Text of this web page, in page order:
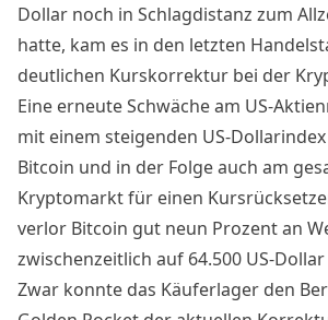
Dollar noch in Schlagdistanz zum
hatte, kam es in den letzten
deutlichen Kurskorrektur bei der
Eine erneute Schwäche am US-
mit einem steigenden US-
Bitcoin und in der Folge auch am
Kryptomarkt für einen
verlor Bitcoin gut neun Prozent an
zwischenzeitlich auf 64.500 US-Dollar
Zwar konnte das Käuferlager den